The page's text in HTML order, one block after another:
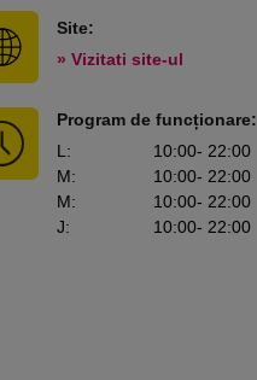
Site:
» Vizitati site-ul
Program de funcționare:
L : 10:00- 22:00
M: 10:00- 22:00
M: 10:00- 22:00
J: 10:00- 22:00